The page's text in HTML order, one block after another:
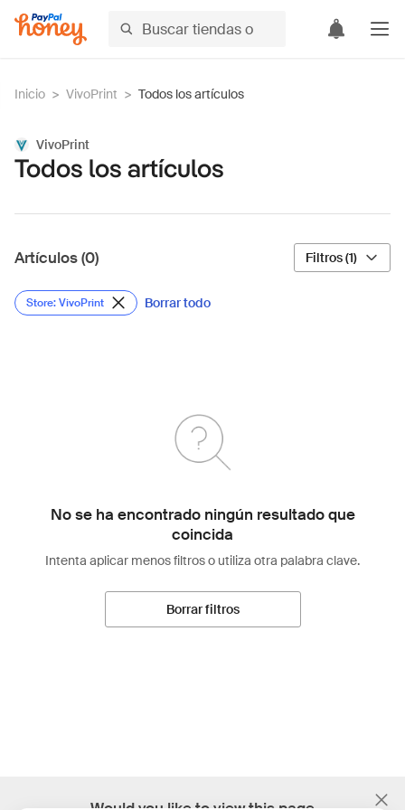
Inicio > VivoPrint > Todos los artículos
VivoPrint
Todos los artículos
Artículos (0) Filtros (1)
Store: VivoPrint Borrar todo
No se ha encontrado ningún resultado que
coincida
Intenta aplicar menos filtros o utiliza otra palabra clave.
Borrar filtros